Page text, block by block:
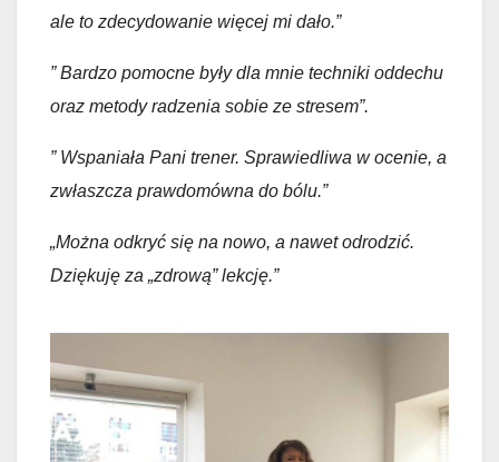
ale to zdecydowanie więcej mi dało.”
” Bardzo pomocne były dla mnie techniki oddechu
oraz metody radzenia sobie ze stresem”.
” Wspaniała Pani trener. Sprawiedliwa w ocenie, a
zwłaszcza prawdomówna do bólu.”
„Można odkryć się na nowo, a nawet odrodzić.
Dziękuję za „zdrową” lekcję.”